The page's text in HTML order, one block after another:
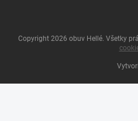
Copyright 2026 obuv Hellé. Všetky